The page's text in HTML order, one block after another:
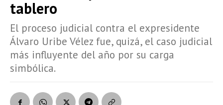
tablero
El proceso judicial contra el expresidente
Álvaro Uribe Vélez fue, quizá, el caso judicial
más influyente del año por su carga
simbólica.